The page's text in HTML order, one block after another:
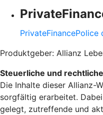
PrivateFinancePolice
Produktgeber: Allianz
Steuerliche und
Die Inhalte dieser Allianz-
sorgfältig erarbeitet.
gelegt, zutreffende und